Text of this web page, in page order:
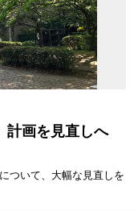
計画を見直しへ
ついて、大幅な見直しを